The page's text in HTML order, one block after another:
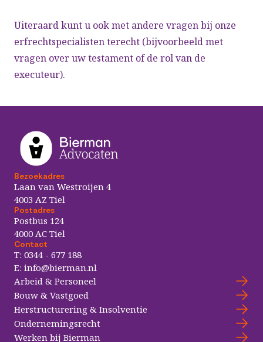
Uiteraard kunt u ook met andere vragen bij onze
erfrechtspecialisten terecht (bijvoorbeeld met
vragen over uw testament of de rol van de
executeur).
Bezoekadres
Laan van Westroijen 4
4003 AZ Tiel
Postadres
Postbus 124
4000 AC Tiel
Contact
T: 0344 - 677 188
E: info@bierman.nl
Arbeid & Personeel
Bouw & Vastgoed
Herstructurering & Insolventie
Ondernemingsrecht
Werken bij Bierman